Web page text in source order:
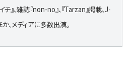
チ』、雑誌『non-no』、『Tarzan』掲載、J-
、メディアに多数出演。